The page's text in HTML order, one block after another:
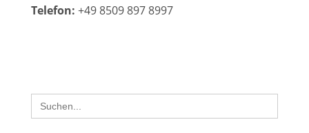
Telefon: +49 8509 897 8997
Search
for: